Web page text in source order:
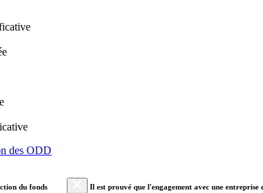
des ODD
du fonds
Il est prouvé que l'engagement avec une